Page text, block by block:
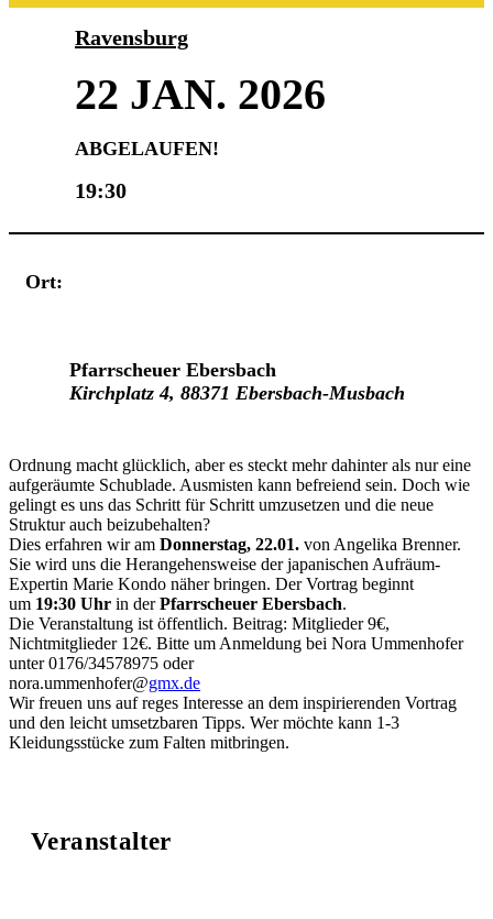
Ravensburg
22 JAN. 2026
ABGELAUFEN!
19:30
Ort:
Pfarrscheuer Ebersbach
Kirchplatz 4, 88371 Ebersbach-Musbach
Ordnung macht glücklich, aber es steckt mehr dahinter als nur eine
aufgeräumte Schublade. Ausmisten kann befreiend sein. Doch wie
gelingt es uns das Schritt für Schritt umzusetzen und die neue
Struktur auch beizubehalten?
Dies erfahren wir am Donnerstag, 22.01. von Angelika Brenner.
Sie wird uns die Herangehensweise der japanischen Aufräum-
Expertin Marie Kondo näher bringen. Der Vortrag beginnt
um 19:30 Uhr in derPfarrscheuer Ebersbach.
Die Veranstaltung ist öffentlich. Beitrag: Mitglieder 9€,
Nichtmitglieder 12€. Bitte um Anmeldung bei Nora Ummenhofer
unter 0176/34578975 oder
nora.ummenhofer@gmx.de
Wir freuen uns auf reges Interesse an dem inspirierenden Vortrag
und den leicht umsetzbaren Tipps. Wer möchte kann 1-3
Kleidungsstücke zum Falten mitbringen.
Veranstalter